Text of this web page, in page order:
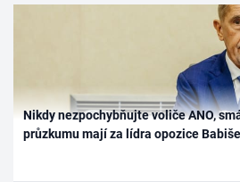
Nikdy nezpochybňujte voliče ANO,
průzkumu mají za lídra opozice Babiše